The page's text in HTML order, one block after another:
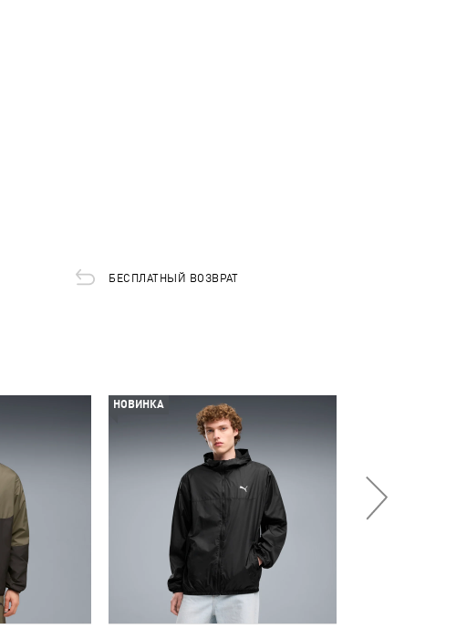
БЕСПЛАТНЫЙ ВОЗВРАТ
НОВИНКА